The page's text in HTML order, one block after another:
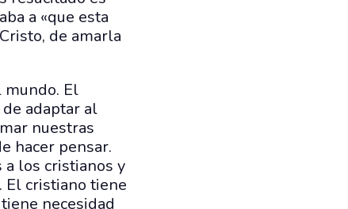
a «que esta
de amarla
El
adaptar al
nuestras
hacer pensar.
a los cristianos y
El cristiano tiene
necesidad